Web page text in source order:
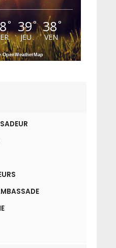
° 39°
JEU
38°
VEN
OpenWeatherMap